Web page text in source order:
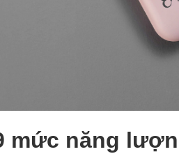
mức năng